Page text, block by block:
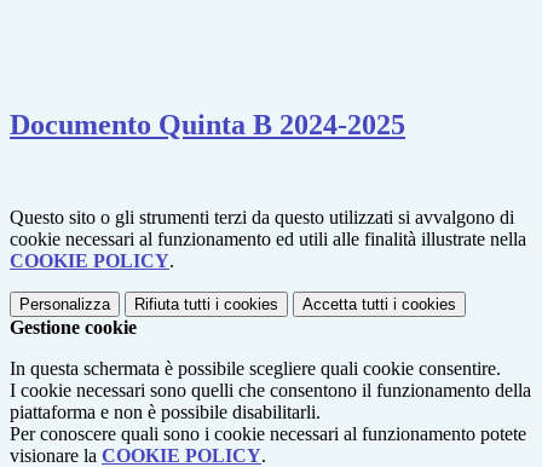
Documento Quinta B 2024-2025
Questo sito o gli strumenti terzi da questo utilizzati si avvalgono di
cookie necessari al funzionamento ed utili alle finalità illustrate nella
COOKIE POLICY.
Personalizza Rifiuta tutti i cookies Accetta tutti i cookies
Gestione cookie
In questa schermata è possibile scegliere quali cookie consentire.
I cookie necessari sono quelli che consentono il funzionamento della
piattaforma e non è possibile disabilitarli.
Per conoscere quali sono i cookie necessari al funzionamento potete
visionare la COOKIE POLICY.